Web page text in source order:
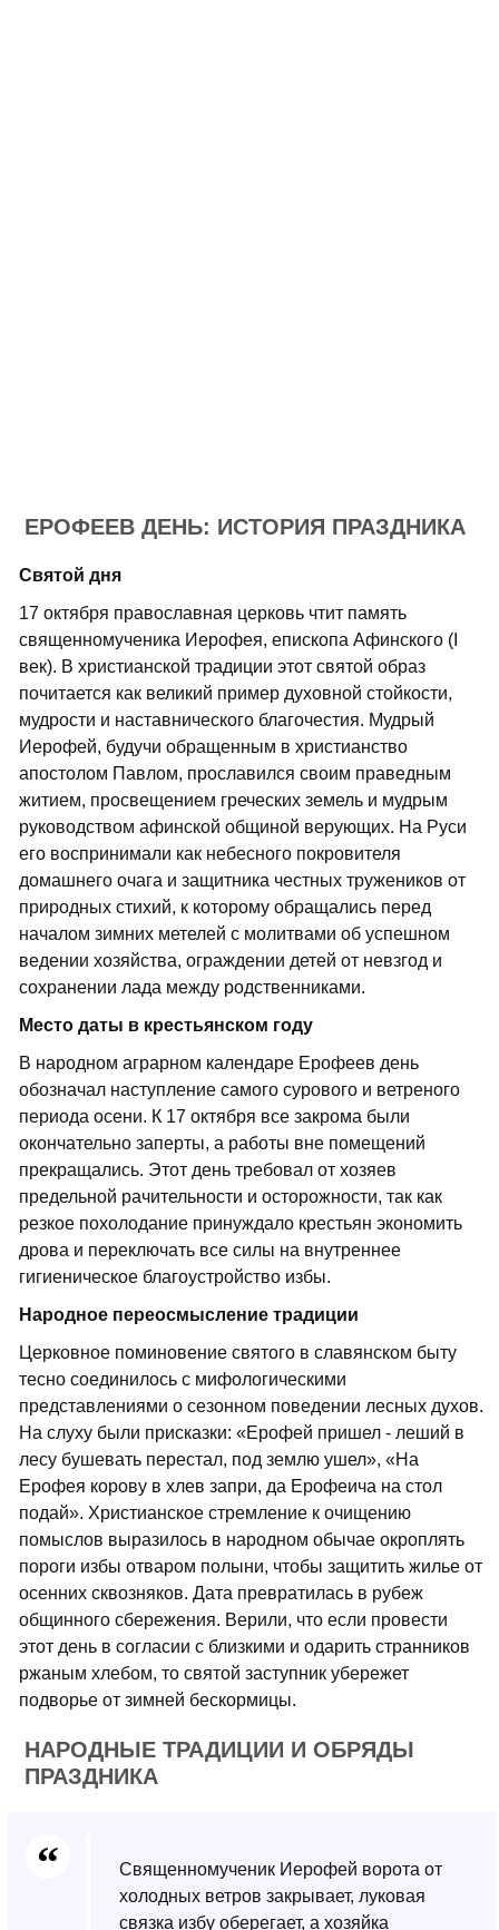
ЕРОФЕЕВ ДЕНЬ: ИСТОРИЯ ПРАЗДНИКА
Святой дня
17 октября православная церковь чтит память
священномученика Иерофея, епископа Афинского (I
век). В христианской традиции этот святой образ
почитается как великий пример духовной стойкости,
мудрости и наставнического благочестия. Мудрый
Иерофей, будучи обращенным в христианство
апостолом Павлом, прославился своим праведным
житием, просвещением греческих земель и мудрым
руководством афинской общиной верующих. На Руси
его воспринимали как небесного покровителя
домашнего очага и защитника честных тружеников от
природных стихий, к которому обращались перед
началом зимних метелей с молитвами об успешном
ведении хозяйства, ограждении детей от невзгод и
сохранении лада между родственниками.
Место даты в крестьянском году
В народном аграрном календаре Ерофеев день
обозначал наступление самого сурового и ветреного
периода осени. К 17 октября все закрома были
окончательно заперты, а работы вне помещений
прекращались. Этот день требовал от хозяев
предельной рачительности и осторожности, так как
резкое похолодание принуждало крестьян экономить
дрова и переключать все силы на внутреннее
гигиеническое благоустройство избы.
Народное переосмысление традиции
Церковное поминовение святого в славянском быту
тесно соединилось с мифологическими
представлениями о сезонном поведении лесных духов.
На слуху были присказки: «Ерофей пришел - леший в
лесу бушевать перестал, под землю ушел», «На
Ерофея корову в хлев запри, да Ерофеича на стол
подай». Христианское стремление к очищению
помыслов выразилось в народном обычае окроплять
пороги избы отваром полыни, чтобы защитить жилье от
осенних сквозняков. Дата превратилась в рубеж
общинного сбережения. Верили, что если провести
этот день в согласии с близкими и одарить странников
ржаным хлебом, то святой заступник убережет
подворье от зимней бескормицы.
НАРОДНЫЕ ТРАДИЦИИ И ОБРЯДЫ
ПРАЗДНИКА
Священномученик Иерофей ворота от
холодных ветров закрывает, луковая
связка избу оберегает, а хозяйка